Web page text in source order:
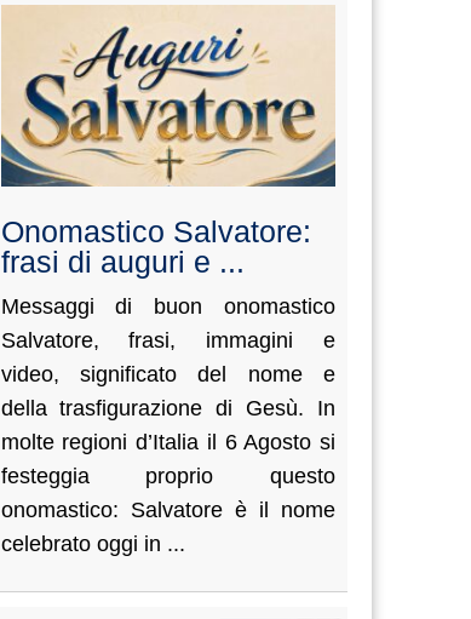
Onomastico Salvatore:
frasi di auguri e ...
Messaggi di buon onomastico
Salvatore, frasi, immagini e
video, significato del nome e
della trasfigurazione di Gesù. In
molte regioni d’Italia il 6 Agosto si
festeggia proprio questo
onomastico: Salvatore è il nome
celebrato oggi in ...